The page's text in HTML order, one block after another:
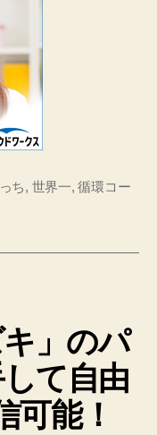
ち, 世界一,循環コー
」のパ
て自由
可能！